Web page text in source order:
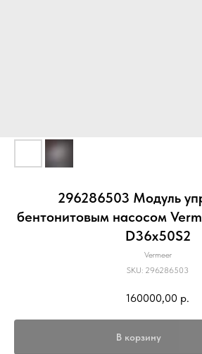
296286503 Модуль
бентонитовым насосом
D36x50S2
Vermeer
SKU: 296286503
160000,00 р.
В корзину